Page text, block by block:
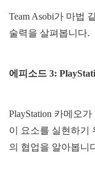
Team Asobi가 마법
술력을 살펴봅니다.
에피소드 3:
PlayStation 카메오
이 요소를 실현하기
의 협업을 알아봅니